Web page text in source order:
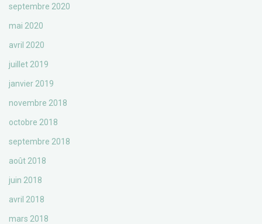
septembre 2020
mai 2020
avril 2020
juillet 2019
janvier 2019
novembre 2018
octobre 2018
septembre 2018
août 2018
juin 2018
avril 2018
mars 2018